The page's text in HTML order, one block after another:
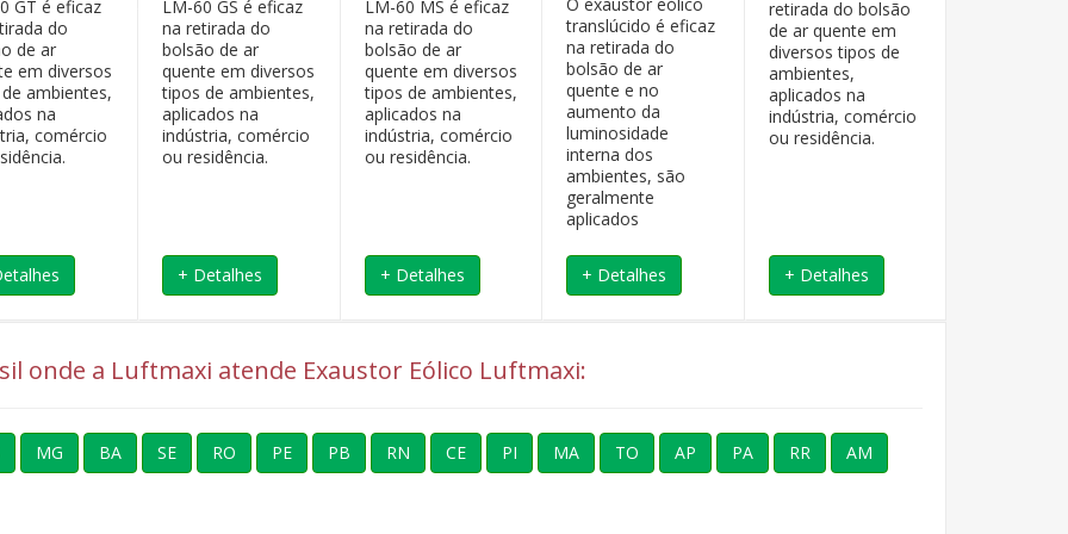
GT é eficaz
do
de ar
em diversos
ambientes,
na
comércio
LM-60 GS é eficaz
na retirada do
bolsão de ar
quente em diversos
tipos de ambientes,
aplicados na
indústria, comércio
ou residência.
+ Detalhes
LM-60 MS é eficaz
na retirada do
bolsão de ar
quente em diversos
tipos de ambientes,
aplicados na
indústria, comércio
ou residência.
+ Detalhes
translúcido é eficaz
na retirada do
bolsão de ar
quente e no
aumento da
luminosidade
interna dos
ambientes, são
geralmente
aplicados
+ Detalhes
retirada do bolsão
de ar quente em
diversos tipos de
ambientes,
aplicados na
indústria, comércio
ou residência.
+ Detalhes
onde a Luftmaxi atende Exaustor Eólico Luftmaxi:
MG BA SE RO PE PB RN CE PI MA TO AP PA RR AM